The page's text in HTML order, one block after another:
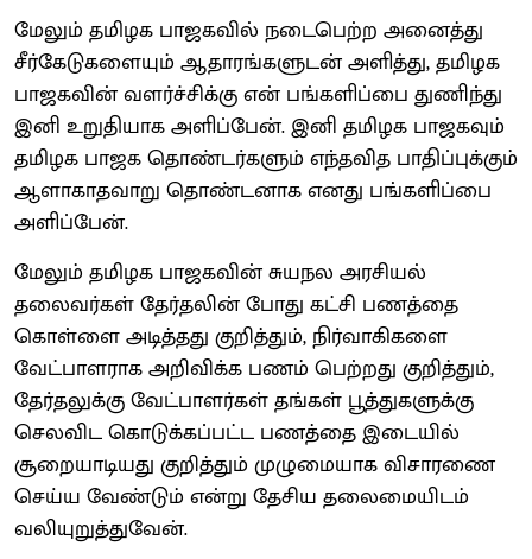
மேலும் தமிழக பாஜகவில் நடைபெற்ற அனைத்து
சீர்கேடுகளையும் ஆதாரங்களுடன் அளித்து, தமிழக
பாஜகவின் வளர்ச்சிக்கு என் பங்களிப்பை துணிந்து
இனி உறுதியாக அளிப்பேன். இனி தமிழக பாஜகவும்
தமிழக பாஜக தொண்டர்களும் எந்தவித பாதிப்புக்கும்
ஆளாகாதவாறு தொண்டனாக எனது பங்களிப்பை
அளிப்பேன்.
மேலும் தமிழக பாஜகவின் சுயநல அரசியல்
தலைவர்கள் தேர்தலின் போது கட்சி பணத்தை
கொள்ளை அடித்தது குறித்தும், நிர்வாகிகளை
வேட்பாளராக அறிவிக்க பணம் பெற்றது குறித்தும்,
தேர்தலுக்கு வேட்பாளர்கள் தங்கள் பூத்துகளுக்கு
செலவிட கொடுக்கப்பட்ட பணத்தை இடையில்
சூறையாடியது குறித்தும் முழுமையாக விசாரணை
செய்ய வேண்டும் என்று தேசிய தலைமையிடம்
வலியுறுத்துவேன்.